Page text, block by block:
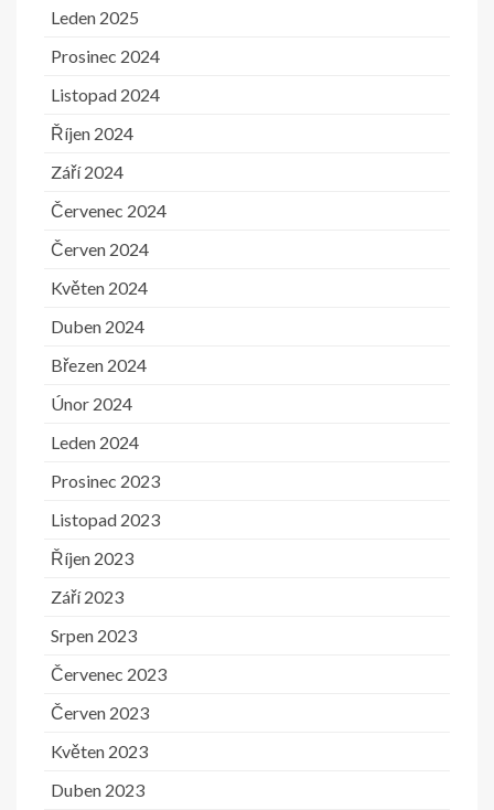
Leden 2025
Prosinec 2024
Listopad 2024
Říjen 2024
Září 2024
Červenec 2024
Červen 2024
Květen 2024
Duben 2024
Březen 2024
Únor 2024
Leden 2024
Prosinec 2023
Listopad 2023
Říjen 2023
Září 2023
Srpen 2023
Červenec 2023
Červen 2023
Květen 2023
Duben 2023